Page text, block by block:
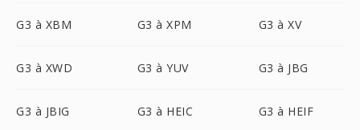
G3 à XBM G3 à XPM G3 à XV
G3 à XWD G3 à YUV G3 à JBG
G3 à JBIG G3 à HEIC G3 à HEIF